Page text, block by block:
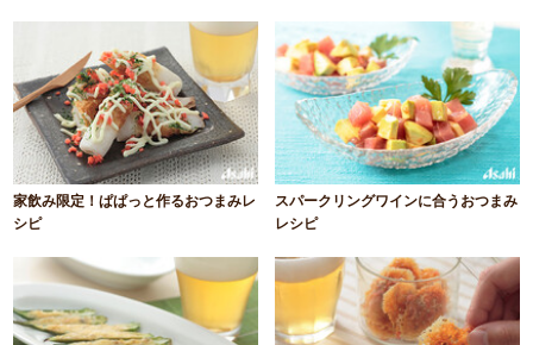
家飲み限定！ぱぱっと作るおつまみレ
シピ
スパークリングワインに合うおつまみ
レシピ